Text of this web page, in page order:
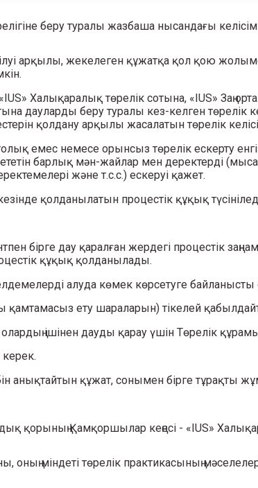
беру туралы жазбаша нысандағы
арқылы, жекелеген құжатқа қол қою
Халықаралық төрелік сотына, «IUS» Заң
дауларды беру туралы кез-келген төрелік
қолдану арқылы жасалатын төрелік
емес немесе орынсыз төрелік ескерту
барлық мән-жайлар мен деректерді
және т.с.с.) ескеруі қажет.
қолданылатын процестік құқық
бірге дау қаралған жердегі процестік
құқық қолданылады.
алуда көмек көрсетуге
ету шараларын) тікелей
олардың ішінен дауды қарау үшін Төрелік
анықтайтын құжат, сонымен бірге тұрақты
қорының Қамқоршылар кеңесі - «IUS»
оның міндеті төрелік практикасының